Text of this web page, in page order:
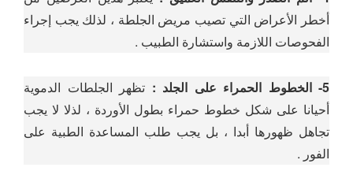
أخطر الأعراض التي تصيب مريض الجلطة ، لذلك يجب إجراء
الفحوصات اللازمة واستشارة الطبيب .
5- الخطوط الحمراء على الجلد :
تظهر الجلطات الدموية
أحيانا على شكل خطوط حمراء بطول الأوردة ، لذلا لا يجب
تجاهل ظهورها أبدا ، بل يجب طلب المساعدة الطبية على
الفور .